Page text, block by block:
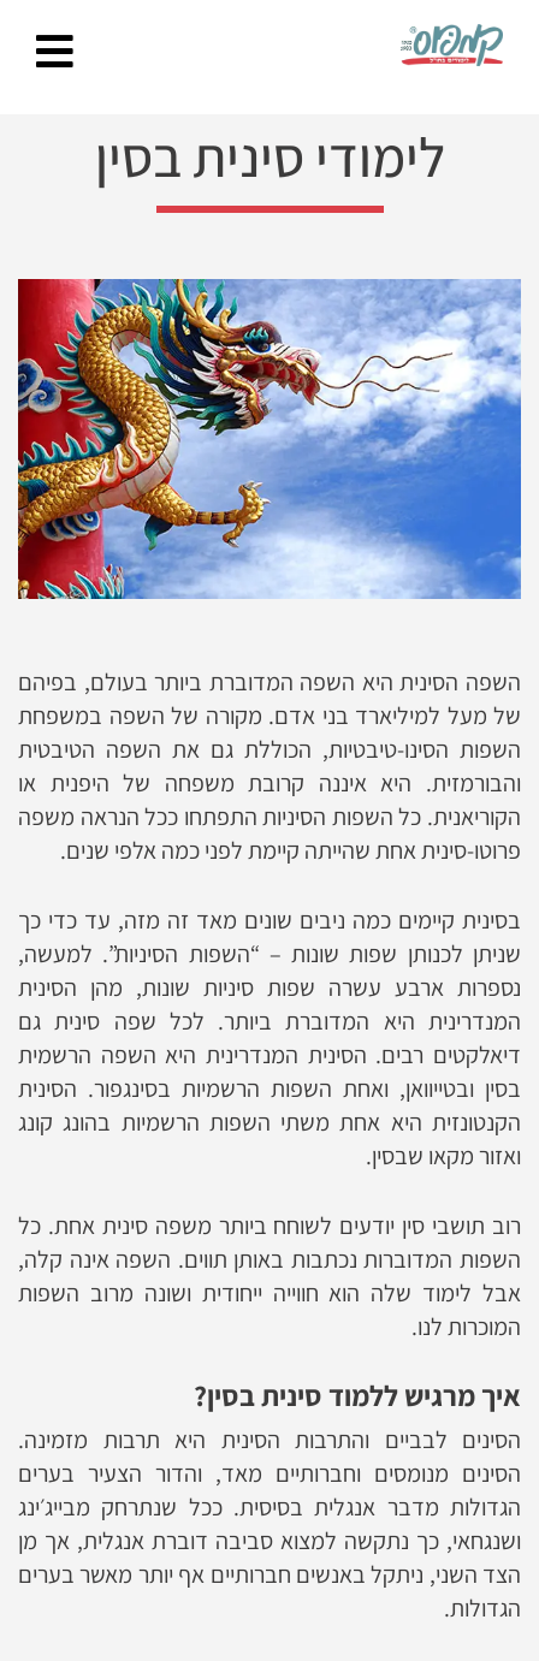
content
לימודי סינית בסין
השפה הסינית היא השפה המדוברת ביותר בעולם, בפיהם
של מעל למיליארד בני אדם. מקורה של השפה במשפחת
השפות הסינו-טיבטיות, הכוללת גם את השפה הטיבטית
והבורמזית. היא איננה קרובת משפחה של היפנית או
הקוריאנית. כל השפות הסיניות התפתחו ככל הנראה משפה
פרוטו-סינית אחת שהייתה קיימת לפני כמה אלפי שנים.
בסינית קיימים כמה ניבים שונים מאד זה מזה, עד כדי כך
שניתן לכנותן שפות שונות – “השפות הסיניות”. למעשה,
נספרות ארבע עשרה שפות סיניות שונות, מהן הסינית
המנדרינית היא המדוברת ביותר. לכל שפה סינית גם
דיאלקטים רבים. הסינית המנדרינית היא השפה הרשמית
בסין ובטייוואן, ואחת השפות הרשמיות בסינגפור. הסינית
הקנטונזית היא אחת משתי השפות הרשמיות בהונג קונג
ואזור מקאו שבסין.
רוב תושבי סין יודעים לשוחח ביותר משפה סינית אחת. כל
השפות המדוברות נכתבות באותן תווים. השפה אינה קלה,
אבל לימוד שלה הוא חווייה ייחודית ושונה מרוב השפות
המוכרות לנו.
איך מרגיש ללמוד סינית בסין?
הסינים לבביים והתרבות הסינית היא תרבות מזמינה.
הסינים מנומסים וחברותיים מאד, והדור הצעיר בערים
הגדולות מדבר אנגלית בסיסית. ככל שנתרחק מבייג׳ינג
ושנגחאי, כך נתקשה למצוא סביבה דוברת אנגלית, אך מן
הצד השני, ניתקל באנשים חברותיים אף יותר מאשר בערים
הגדולות.